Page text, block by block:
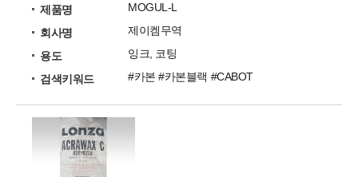
제품명
MOGUL-L
회사명
제이켐무역
용도
잉크, 코팅
검색키워드
#카본 #카본블랙 #CABOT